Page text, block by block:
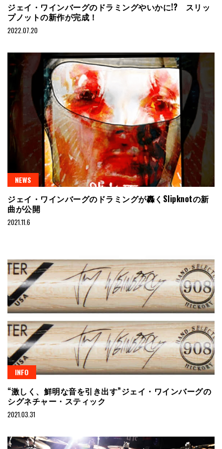
ジェイ・ワインバーグのドラミングやいかに!? スリッ
プノットの新作が完成！
2022.07.20
NEWS
ジェイ・ワインバーグのドラミングが轟くSlipknotの新
曲が公開
2021.11.6
INFO
“激しく、鮮明な音を引き出す”ジェイ・ワインバーグの
シグネチャー・スティック
2021.03.31